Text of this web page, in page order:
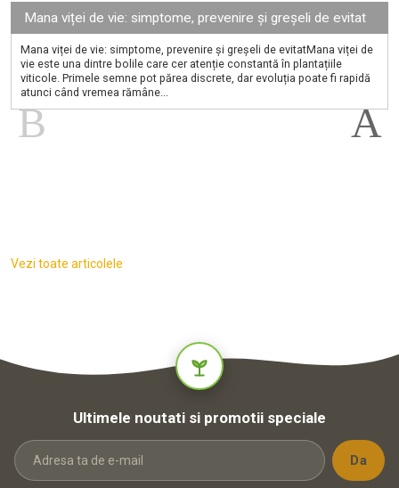
Mana viței de vie: simptome, prevenire și greșeli de evitat
Mana viței de vie: simptome, prevenire și greșeli de evitatMana viței de
vie este una dintre bolile care cer atenție constantă în plantațiile
viticole. Primele semne pot părea discrete, dar evoluția poate fi rapidă
atunci când vremea rămâne...
Vezi toate articolele
Ultimele noutati si promotii speciale